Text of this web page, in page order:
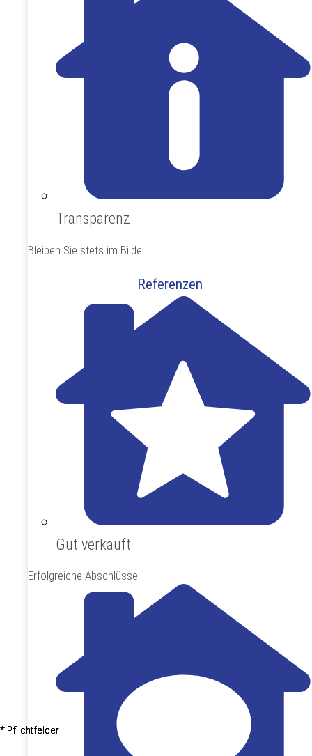
Transparenz
Bleiben Sie stets im Bilde.
Referenzen
Gut verkauft
Erfolgreiche Abschlüsse.
* Pflichtfelder
* Pflichtfelder
* Pflichtfelder
* Pflichtfelder